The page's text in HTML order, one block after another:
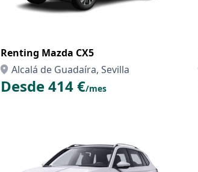
Renting Mazda CX5
Alcalá de Guadaíra, Sevilla
Desde 414 €/mes